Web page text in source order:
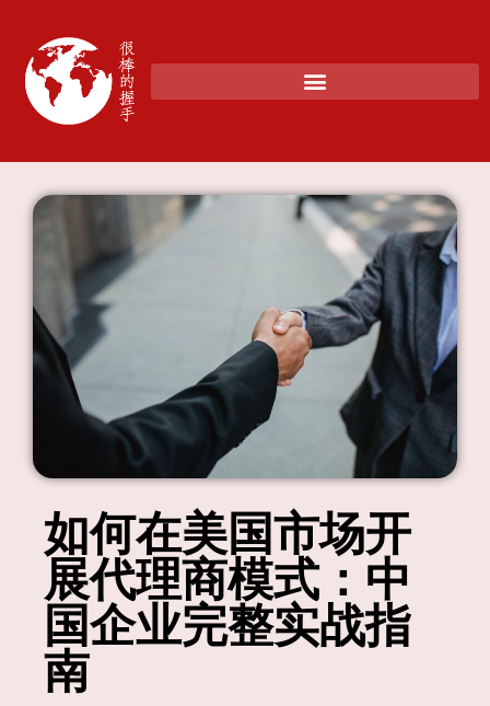
如何在美国市场开
展代理商模式：中
国企业完整实战指
南